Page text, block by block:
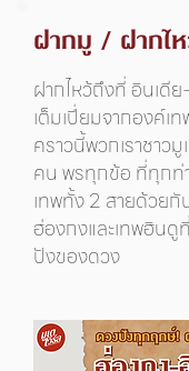
ฝากมู / ฝากไ
ฝากไหว้ถึงที่ อินเดี
เต็มเปี่ยมจากองค์เ
คราวนี้พวกเราชาว
คน พรทุกข้อ ที่ทุกท่
เทพทั้ง 2 สายด้วย
ฮ่องกงและเทพฮินดู
ปังของดวง